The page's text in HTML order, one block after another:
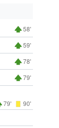
58'
59'
78'
79'
79' 90'